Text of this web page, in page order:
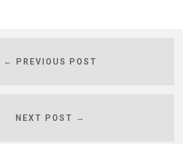
← PREVIOUS POST
NEXT POST →